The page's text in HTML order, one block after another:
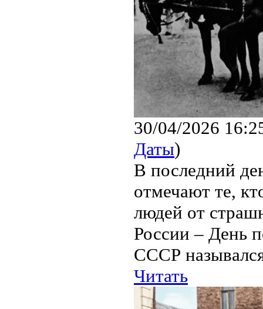
30/04/2026
Даты)
В последний
отмечают те,
людей от
России – День
СССР
Читать